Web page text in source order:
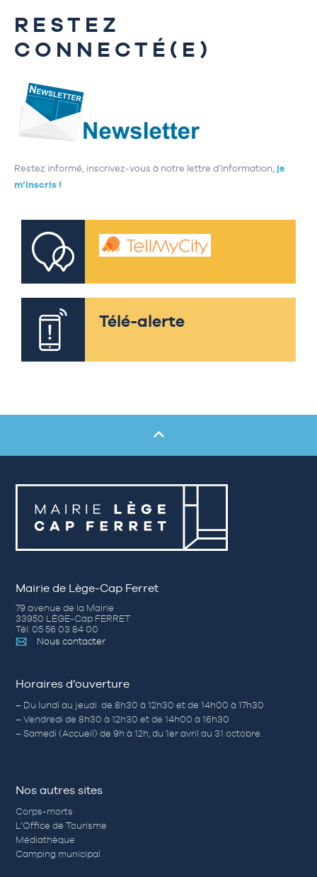
RESTEZ
CONNECTÉ(E)
Restez informé, inscrivez-vous à notre lettre d’information, je
m’inscris !
Télé-alerte
Mairie de Lège-Cap Ferret
79 avenue de la Mairie
33950 LÈGE-Cap FERRET
Tél. 05 56 03 84 00
Nous contacter
Horaires d’ouverture
– Du lundi au jeudi de 8h30 à 12h30 et de 14h00 à 17h30
– Vendredi de 8h30 à 12h30 et de 14h00 à 16h30
– Samedi (Accueil) de 9h à 12h, du 1er avril au 31 octobre.
Nos autres sites
Corps-morts
L’Office de Tourisme
Médiathèque
Camping municipal